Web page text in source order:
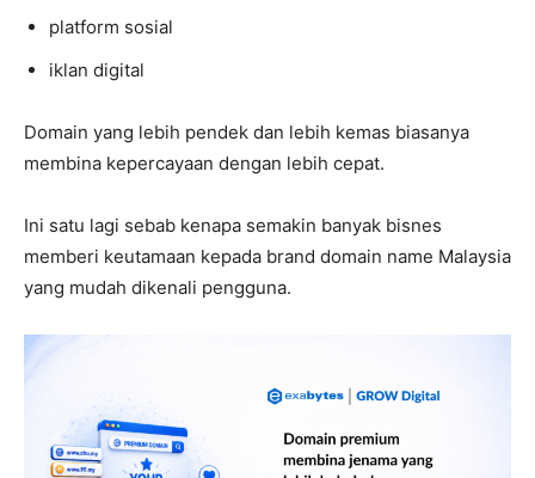
platform sosial
iklan digital
Domain yang lebih pendek dan lebih kemas biasanya
membina kepercayaan dengan lebih cepat.
Ini satu lagi sebab kenapa semakin banyak bisnes
memberi keutamaan kepada brand domain name Malaysia
yang mudah dikenali pengguna.